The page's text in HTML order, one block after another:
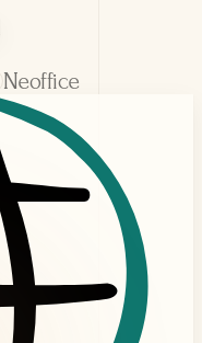
Neoffice